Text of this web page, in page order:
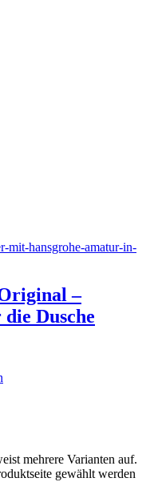
–
Dusche
mehrere Varianten auf.
gewählt werden